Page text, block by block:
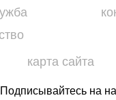
карта сайта
Подписывайтесь на